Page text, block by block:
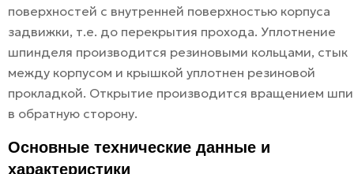
поверхностей с внутренней поверхностью корпуса
задвижки, т.е. до перекрытия прохода. Уплотнение
шпинделя производится резиновыми кольцами, стык
между корпусом и крышкой уплотнен резиновой
прокладкой. Открытие производится вращением
в обратную сторону.
Основные технические данные и
характеристики